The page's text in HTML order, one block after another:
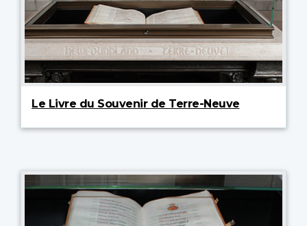
Le Livre du Souvenir de Terre-Neuve